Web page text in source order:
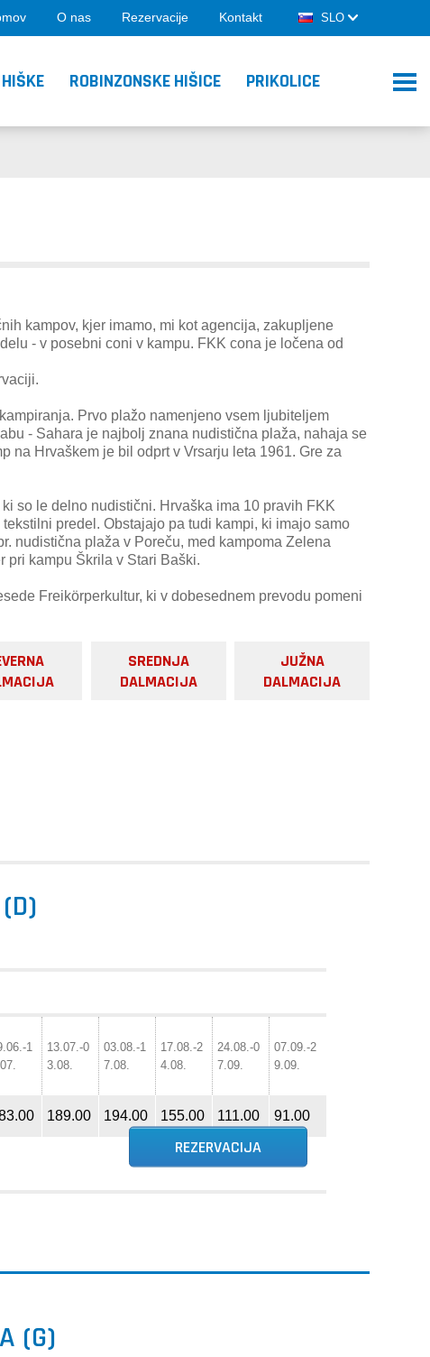
ROBINZONSKE HIŠICE PRIKOLICE
SLO
O nas Rezervacije Kontakt
kampov, kjer imamo, mi kot agencija, zakupljene
- v posebni coni v kampu. FKK cona je ločena od
Prvo plažo namenjeno vsem ljubiteljem
- Sahara je najbolj znana nudistična plaža, nahaja se
na Hrvaškem je bil odprt v Vrsarju leta 1961. Gre za
so le delno nudistični. Hrvaška ima 10 pravih FKK
predel. Obstajajo pa tudi kampi, ki imajo samo
nudistična plaža v Poreču, med kampoma Zelena
pri kampu Škrila v Stari Baški.
Freikörperkultur, ki v dobesednem prevodu pomeni
SREDNJA
DALMACIJA
JUŽNA
DALMACIJA
1
13.07.-0
3.08.
03.08.-1
7.08.
17.08.-2
4.08.
24.08.-0
7.09.
07.09.-2
9.09.
189.00 194.00 155.00 111.00 91.00
REZERVACIJA
(G)